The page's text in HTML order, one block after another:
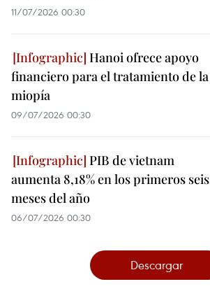
11/07/2026 00:30
Hanoi ofrece apoyo
financiero para el tratamiento de la
miopía
09/07/2026 00:30
PIB de vietnam
aumenta 8,18% en los primeros seis
meses del año
06/07/2026 00:30
Descargar